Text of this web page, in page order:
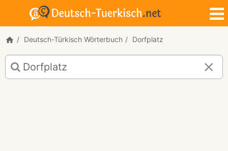
Deutsch-Türkisch Wörterbuch Dorfplatz
Deutsch-
Türkisch
Übersetzung